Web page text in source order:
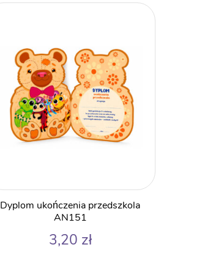
Dyplom ukończenia przedszkola
AN151
3,20 zł